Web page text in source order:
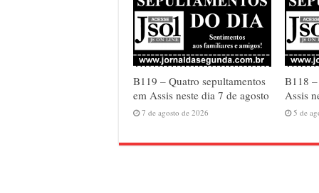
B119 – Quatro sepultamentos
em Assis neste dia 7 de agosto
7 de agosto de 2026
B118 –
Assis
5 de